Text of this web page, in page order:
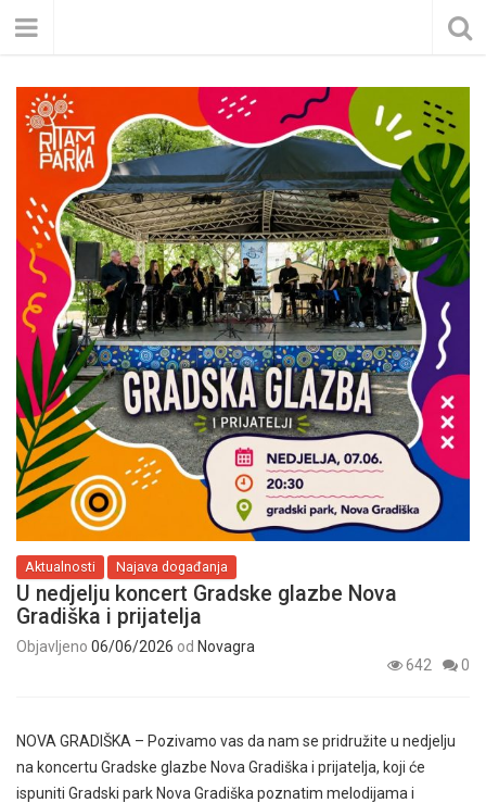
Aktualnosti Najava događanja
U nedjelju koncert Gradske glazbe Nova
Gradiška i prijatelja
Objavljeno 06/06/2026 od Novagra
642
0
NOVA GRADIŠKA – Pozivamo vas da nam se pridružite u nedjelju
na koncertu Gradske glazbe Nova Gradiška i prijatelja, koji će
ispuniti Gradski park Nova Gradiška poznatim melodijama i